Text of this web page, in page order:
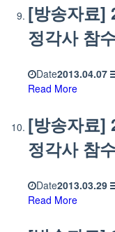
[방송자료]
정각사 참
Date2013.04.07
Read More
[방송자료]
정각사 참
Date2013.03.29
Read More